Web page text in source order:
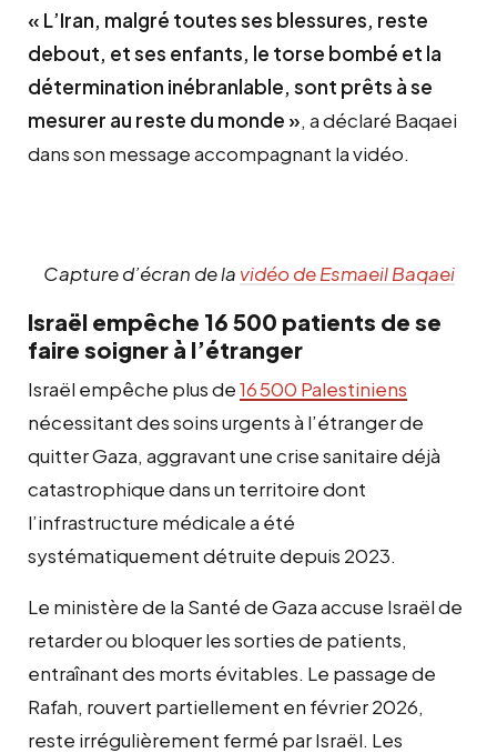
« L’Iran, malgré toutes ses blessures, reste
debout, et ses enfants, le torse bombé et la
détermination inébranlable, sont prêts à se
mesurer au reste du monde », a déclaré Baqaei
dans son message accompagnant la vidéo.
Capture d’écran de la vidéo de Esmaeil Baqaei
Israël empêche 16 500 patients de se
faire soigner à l’étranger
Israël empêche plus de16 500 Palestiniens
nécessitant des soins urgents à l’étranger de
quitter Gaza, aggravant une crise sanitaire déjà
catastrophique dans un territoire dont
l’infrastructure médicale a été
systématiquement détruite depuis 2023.
Le ministère de la Santé de Gaza accuse Israël de
retarder ou bloquer les sorties de patients,
entraînant des morts évitables. Le passage de
Rafah, rouvert partiellement en février 2026,
reste irrégulièrement fermé par Israël. Les